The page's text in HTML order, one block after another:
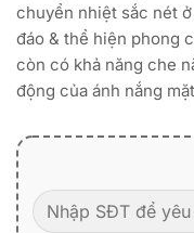
chuyển nhiệt sắc nét
đáo & thể hiện phong
còn có khả năng che
động của ánh nắng